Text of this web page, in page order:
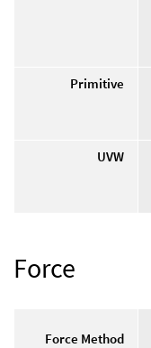
Primitive
UVW
Force
Force Method